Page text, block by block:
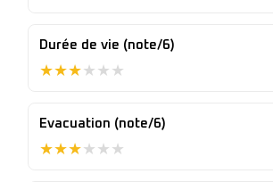
Durée de vie (note/6)
★★★★ ★ ★
Evacuation (note/6)
★★★★ ★ ★